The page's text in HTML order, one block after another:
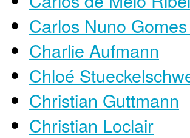
Carlos Nuno
Charlie Aufmann
Chloé
Christian Guttmann
Christian Loclair